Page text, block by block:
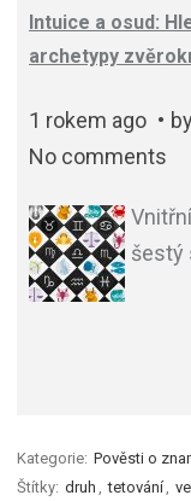
Intuice a osud:
archetypy
1 rokem ago by
No comments
šestý
Kategorie: Pověsti o
Štítky: druh tetování